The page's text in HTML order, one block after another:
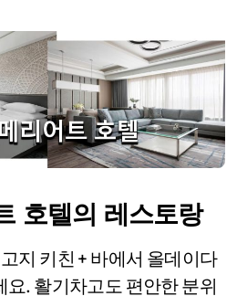
호텔의 레스토랑
지 키친 + 바에서 올데이다
요. 활기차고도 편안한 분위